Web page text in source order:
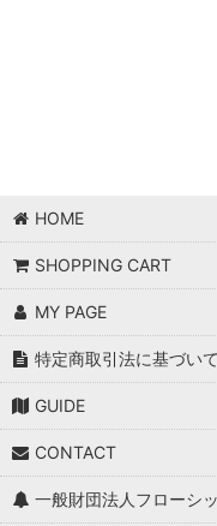
HOME
SHOPPING CART
MY PAGE
特定商取引法に基づい
GUIDE
CONTACT
一般財団法人フローシ